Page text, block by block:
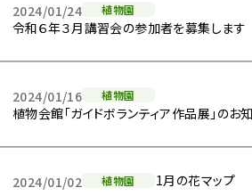
2024/01/24 植物園
令和６年３月講習会の参加者を募集します
2024/01/16 植物園
植物会館「ガイドボランティア作品展」のお
2024/01/02 植物園 1月の花マップ